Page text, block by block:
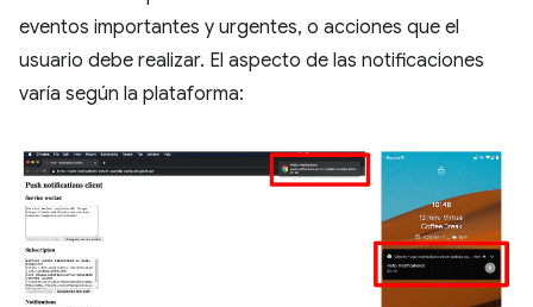
eventos importantes y urgentes, o acciones que el
usuario debe realizar. El aspecto de las notificaciones
varía según la plataforma: